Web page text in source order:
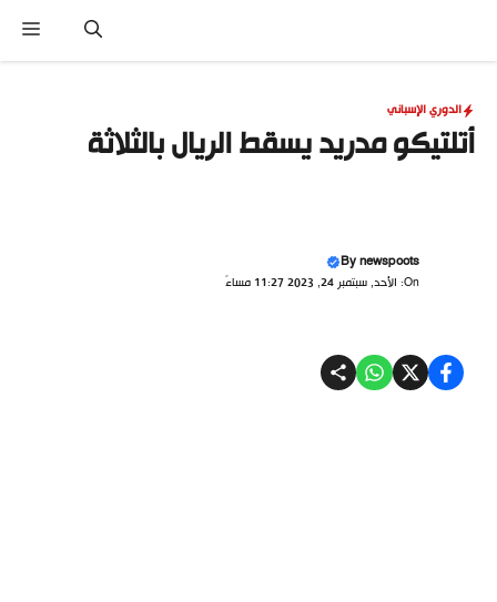
المحتوى
الدوري الإسباني
أتلتيكو مدريد يسقط الريال بالثلاثة
Bynewspoots
On: الأحد, سبتمبر 24, 2023 11:27 مساءً